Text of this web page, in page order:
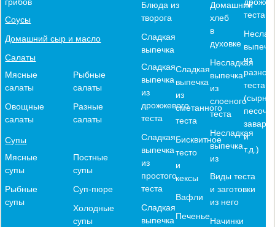
грибов
Соусы
Домашний сыр и масло
Салаты
Мясные
салаты
Овощные
салаты
Рыбные
салаты
Разные
салаты
Супы
Мясные
супы
Рыбные
супы
Постные
супы
Суп-пюре
Холодные
супы
Блюда из
творога
Сладкая
выпечка
Сладкая
выпечка
из
дрожжевого
теста
Сладкая
выпечка
из
простого
теста
Сладкая
выпечка
Сладкая
выпечка
из
сметанного
теста
Бисквитное
тесто
и
кексы
Вафли
Печенье
Домашний
хлеб
в
духовке
Несладкая
выпечка
из
слоеного
теста
Несладкая
выпечка
из
теста
из
разного
теста
и
т.д.)
Виды теста
и заготовки
из него
Начинки